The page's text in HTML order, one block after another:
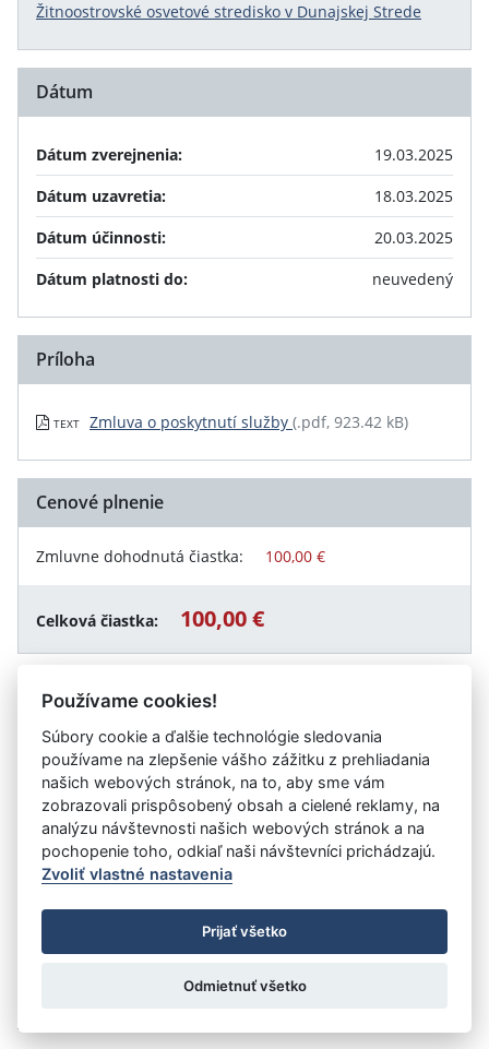
Žitnoostrovské osvetové stredisko v Dunajskej Strede
Dátum
Dátum zverejnenia:
19.03.2025
Dátum uzavretia:
18.03.2025
Dátum účinnosti:
20.03.2025
Dátum platnosti do:
neuvedený
Príloha
TEXT Zmluva o poskytnutí služby (.pdf, 923.42 kB)
Cenové plnenie
Zmluvne dohodnutá čiastka: 100,00 €
Celková čiastka: 100,00 €
Vystavil:Žitnoostrovské osvetové stredisko v Dunajskej
Strede
Úrad vlády SR
- Všetky práva vyhradené
Prehlásenie o prístupnosti
Zmluvy do 31.12.2010
Nastavenia cookies
: Aglo Solutions
Používame cookies!
Súbory cookie a ďalšie technológie sledovania
používame na zlepšenie vášho zážitku z prehliadania
našich webových stránok, na to, aby sme vám
zobrazovali prispôsobený obsah a cielené reklamy, na
analýzu návštevnosti našich webových stránok a na
pochopenie toho, odkiaľ naši návštevníci prichádzajú.
Zvoliť vlastné nastavenia
Prijať všetko
Odmietnuť všetko